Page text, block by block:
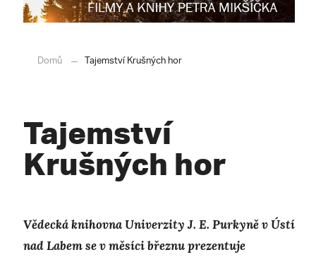
Domů Tajemství Krušných hor
Tajemství
Krušných hor
Vědecká knihovna Univerzity J. E. Purkyně v Ústí
nad Labem se v měsíci březnu prezentuje